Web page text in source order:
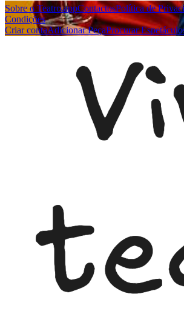
Sobre o Teatro.appContactosPolítica de
Condições
Criar contaAdicionar PeçaProcurar